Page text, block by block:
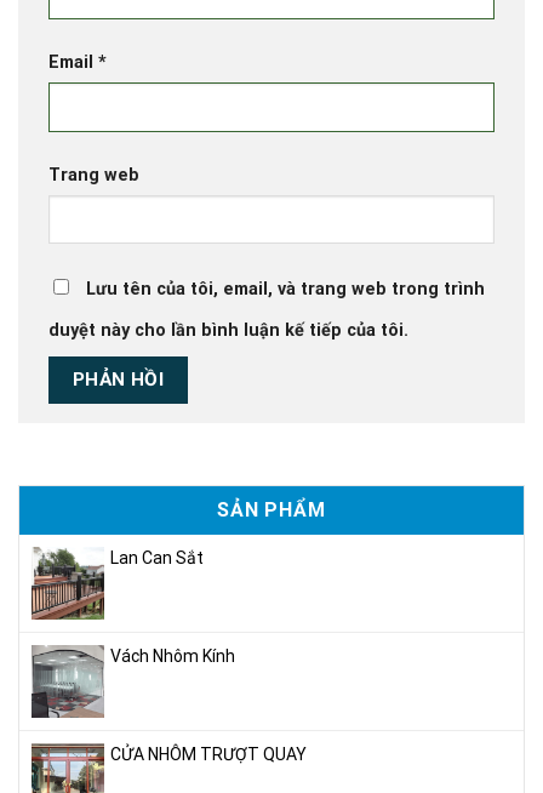
Email *
Trang web
Lưu tên của tôi, email, và trang web trong trình
duyệt này cho lần bình luận kế tiếp của tôi.
SẢN PHẨM
Lan Can Sắt
Vách Nhôm Kính
CỬA NHÔM TRƯỢT QUAY